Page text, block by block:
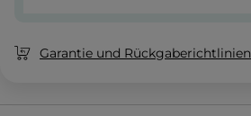
Garantie und Rückgaberichtlinien